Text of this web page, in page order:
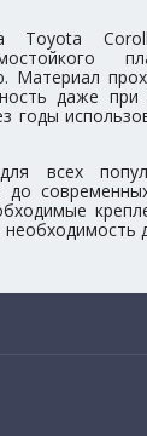
Toyota
даже
годы
всех
до